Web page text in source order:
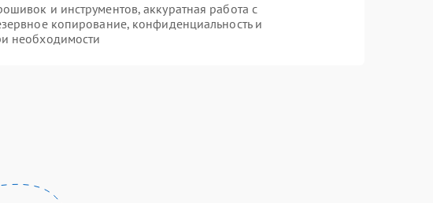
и инструментов, аккуратная работа с
копирование, конфиденциальность и
необходимости